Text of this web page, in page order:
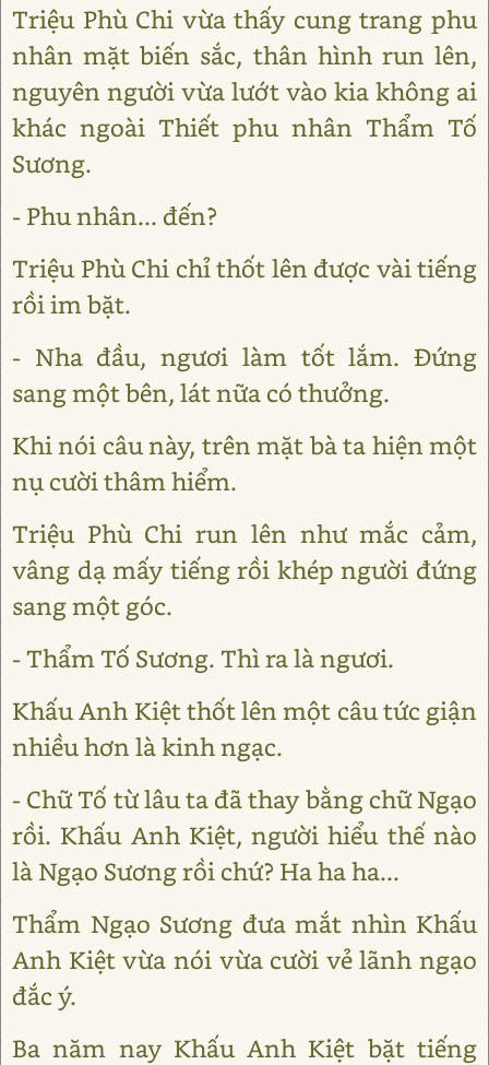
Triệu Phù Chi vừa thấy cung trang phu
nhân mặt biến sắc, thân hình run lên,
nguyên người vừa lướt vào kia không ai
khác ngoài Thiết phu nhân Thẩm Tố
Sương.
- Phu nhân... đến?
Triệu Phù Chi chỉ thốt lên được vài tiếng
rồi im bặt.
- Nha đầu, ngươi làm tốt lắm. Đứng
sang một bên, lát nữa có thưởng.
Khi nói câu này, trên mặt bà ta hiện một
nụ cười thâm hiểm.
Triệu Phù Chi run lên như mắc cảm,
vâng dạ mấy tiếng rồi khép người đứng
sang một góc.
- Thẩm Tố Sương. Thì ra là ngươi.
Khấu Anh Kiệt thốt lên một câu tức giận
nhiều hơn là kinh ngạc.
- Chữ Tố từ lâu ta đã thay bằng chữ Ngạo
rồi. Khấu Anh Kiệt, người hiểu thế nào
là Ngạo Sương rồi chứ? Ha ha ha...
Thẩm Ngạo Sương đưa mắt nhìn Khấu
Anh Kiệt vừa nói vừa cười vẻ lãnh ngạo
đắc ý.
Ba năm nay Khấu Anh Kiệt bặt tiếng